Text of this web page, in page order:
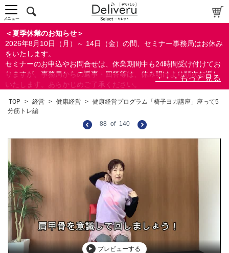
＜夏季休業のお知らせ＞
2026年8月10日（月）～ 14日（金）の間、セミナー事務局はお休み
をいたします。
セミナーのお申込やお問合せは、休業期間中も24時間受け付けてお
りますが、事務局からの返事・回答等は、休み明けより順次お返し
いたします。あらかじめご了承ください。
ができます。
メニュー
TOP > 経営 > 健康経営 > 健康経営プログラム「椅子ヨガ講座」座って5
分筋トレ編
88 of 140
プレビューする